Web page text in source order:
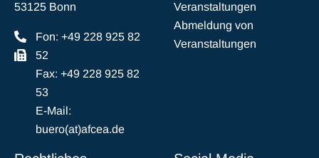
53125 Bonn
Fon: +49 228 925 82
52
Fax: +49 228 925 82
53
E-Mail:
buero(at)afcea.de
Veranstaltungen
Abmeldung von
Veranstaltungen